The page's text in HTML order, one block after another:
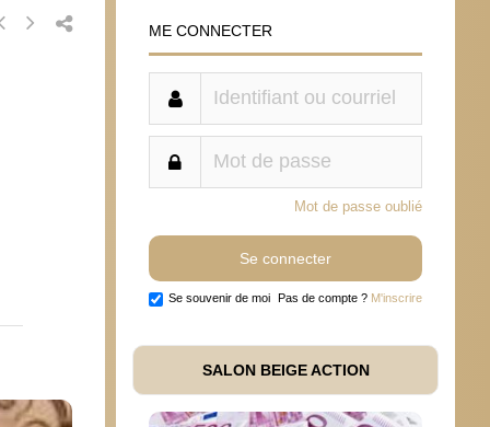
ME CONNECTER
Mot de passe oublié
Se souvenir de moi Pas de compte ? M'inscrire
SALON BEIGE ACTION